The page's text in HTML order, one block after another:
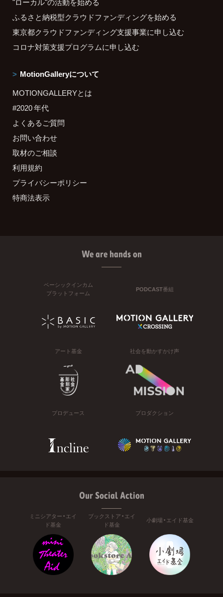
ふるさと納税型クラウドファンディングを始める
東京都クラウドファンディング支援事業に申し込む
コロナ対策支援プログラムに申し込む
MotionGalleryについて
MOTIONGALLERYとは
#2020 年代
よくあるご質問
お問い合わせ
取材のご相談
利用規約
プライバシーポリシー
特商法表示
We are hands on
ベーシックインカム
プラットフォーム
PODCAST番組
アート基金 社会を動かすかけ声
プロデュース プロダクション
Our Social Action
ミニシアター・エイ
ド基金
ブックストア・エイ
ド基金
小劇場・エイド基金